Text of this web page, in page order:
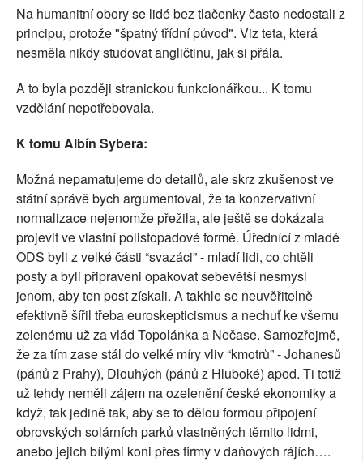
Na humanitní obory se lidé bez tlačenky často nedostali z
principu, protože "špatný třídní původ". Viz teta, která
nesměla nikdy studovat angličtinu, jak si přála.
A to byla později stranickou funkcionářkou... K tomu
vzdělání nepotřebovala.
K tomu Albín Sybera:
Možná nepamatujeme do detailů, ale skrz zkušenost ve
státní správě bych argumentoval, že ta konzervativní
normalizace nejenomže přežila, ale ještě se dokázala
projevit ve vlastní polistopadové formě. Úřednící z mladé
ODS byli z velké části “svazáci” - mladí lidi, co chtěli
posty a byli připraveni opakovat sebevětší nesmysl
jenom, aby ten post získali. A takhle se neuvěřitelně
efektivně šířil třeba euroskepticismus a nechuť ke všemu
zelenému už za vlád Topolánka a Nečase. Samozřejmě,
že za tím zase stál do velké míry vliv “kmotrů” - Johanesů
(pánů z Prahy), Dlouhých (pánů z Hluboké) apod. Ti totiž
už tehdy neměli zájem na ozelenění české ekonomiky a
když, tak jedině tak, aby se to dělou formou připojení
obrovských solárních parků vlastněných těmito lidmi,
anebo jejich bílými koni přes firmy v daňových rájích….